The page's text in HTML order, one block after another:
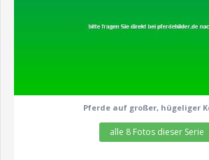
Pferde auf großer, hügeliger
alle 8 Fotos dieser Serie